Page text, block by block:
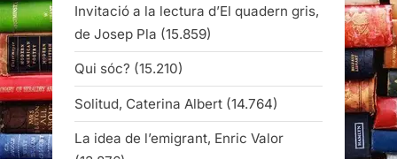
Invitació a la lectura d’El quadern gris,
de Josep Pla (15.859)
Qui sóc? (15.210)
Solitud, Caterina Albert (14.764)
La idea de l’emigrant, Enric Valor